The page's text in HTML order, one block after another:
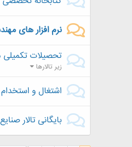
نرم افزار های
تحصیلات
زیر تالارها
اشتغال و
بایگانی تالار صنایع